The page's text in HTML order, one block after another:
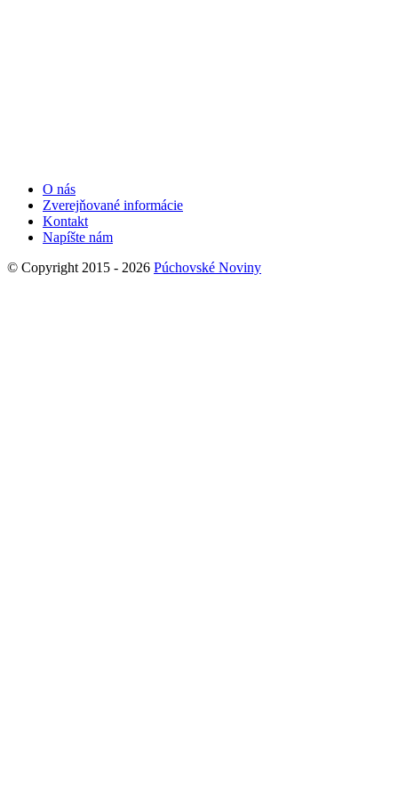
O nás
Zverejňované informácie
Kontakt
Napíšte nám
© Copyright 2015 - 2026 Púchovské Noviny